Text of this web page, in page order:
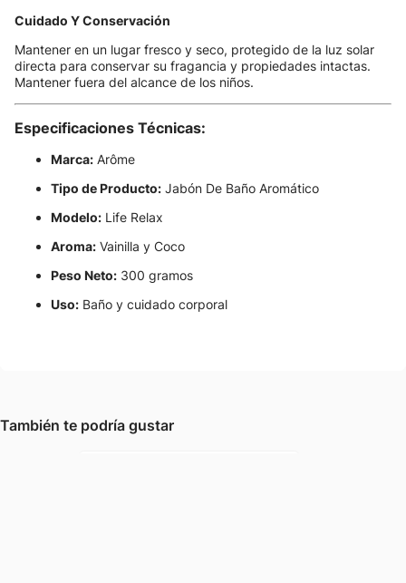
Cuidado Y Conservación
Mantener en un lugar fresco y seco, protegido de la luz solar
directa para conservar su fragancia y propiedades intactas.
Mantener fuera del alcance de los niños.
Especificaciones Técnicas:
Marca: Arôme
Tipo de Producto: Jabón De Baño Aromático
Modelo: Life Relax
Aroma: Vainilla y Coco
Peso Neto: 300 gramos
Uso: Baño y cuidado corporal
También te podría gustar